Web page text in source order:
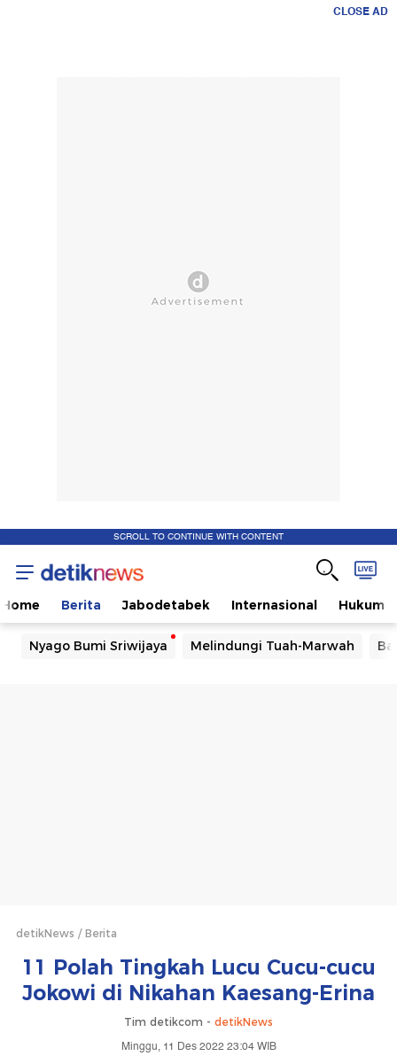
CLOSE AD
SCROLL TO CONTINUE WITH CONTENT
Home Berita Jabodetabek Internasional Hukum
Nyago Bumi Sriwijaya Melindungi Tuah-Marwah
detikNews Berita
11 Polah Tingkah Lucu Cucu-cucu
Jokowi di Nikahan Kaesang-Erina
Tim detikcom - detikNews
Minggu, 11 Des 2022 23:04 WIB